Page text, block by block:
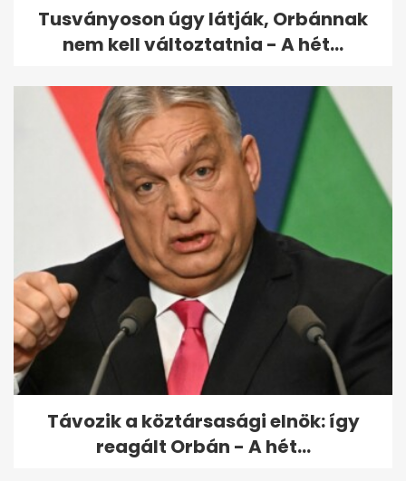
Tusványoson úgy látják, Orbánnak
nem kell változtatnia - A hét...
Távozik a köztársasági elnök: így
reagált Orbán - A hét...